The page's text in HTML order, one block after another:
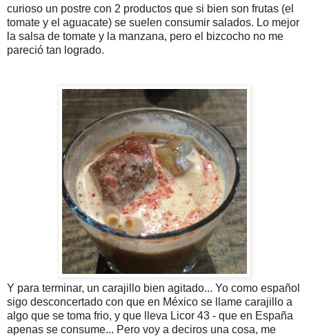
curioso un postre con 2 productos que si bien son frutas (el
tomate y el aguacate) se suelen consumir salados. Lo mejor
la salsa de tomate y la manzana, pero el bizcocho no me
pareció tan logrado.
Y para terminar, un carajillo bien agitado... Yo como español
sigo desconcertado con que en México se llame carajillo a
algo que se toma frio, y que lleva Licor 43 - que en España
apenas se consume... Pero voy a deciros una cosa, me